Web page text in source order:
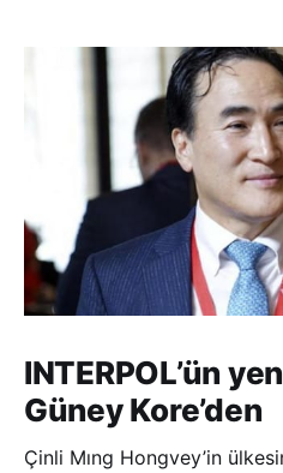
INTERPOL’ün
Güney Kore’den
Çinli Mıng Hongvey’in